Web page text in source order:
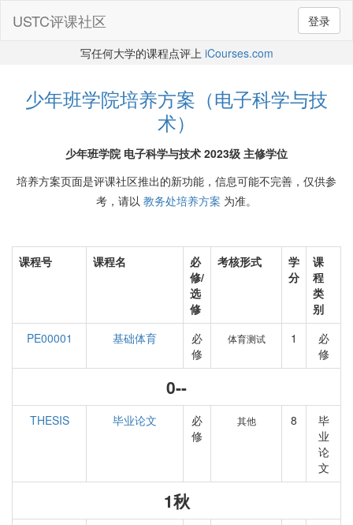
登录
USTC评课社区
写任何大学的课程点评上 iCourses.com
少年班学院培养方案（电子科学与技
术）
少年班学院 电子科学与技术 2023级 主修学位
培养方案页面是评课社区推出的新功能，信息可能不完善，仅供参
考，请以 教务处培养方案 为准。
课程号 课程名
必
修/
选
修
考核形式
学
分
课
程
类
别
PE00001
基础体育
必
修
体育测试 1
必
修
0--
THESIS 毕业论文
必
修
其他 8
毕
业
论
文
1秋